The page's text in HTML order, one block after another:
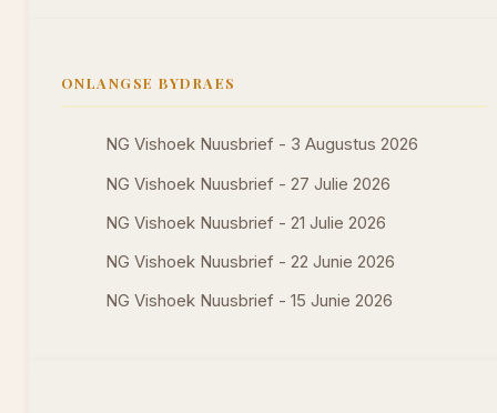
ONLANGSE BYDRAES
NG Vishoek Nuusbrief - 3 Augustus 2026
NG Vishoek Nuusbrief - 27 Julie 2026
NG Vishoek Nuusbrief - 21 Julie 2026
NG Vishoek Nuusbrief - 22 Junie 2026
NG Vishoek Nuusbrief - 15 Junie 2026